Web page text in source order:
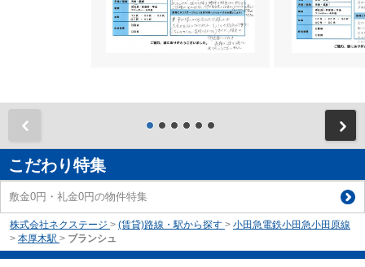
こだわり特集
敷金0円・礼金0円の物件特集
株式会社ネクステージ > (賃貸)路線・駅から探す > 小田急電鉄小田急小田原線
> 本厚木駅 > ブランシュ